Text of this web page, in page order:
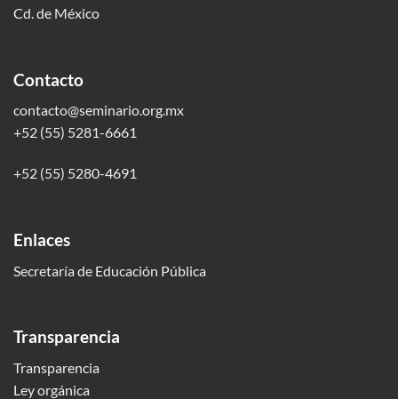
Cd. de México
Contacto
contacto@seminario.org.mx
+52 (55) 5281-6661
+52 (55) 5280-4691
Enlaces
Secretaría de Educación Pública
Transparencia
Transparencia
Ley orgánica